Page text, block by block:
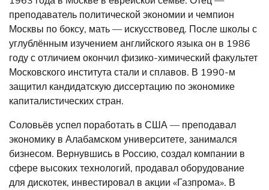
преподаватель политической экономии и чемпион
Москвы по боксу, мать — искусствовед. После школы с
углублённым изучением английского языка он в 1986
году с отличием окончил физико-химический факультет
Московского института стали и сплавов. В 1990-м
защитил кандидатскую диссертацию по экономике
капиталистических стран.
Соловьёв успел поработать в США — преподавал
экономику в Алабамском университете, занимался
бизнесом. Вернувшись в Россию, создал компании в
сфере высоких технологий, продавал оборудование
для дискотек, инвестировал в акции «Газпрома». В